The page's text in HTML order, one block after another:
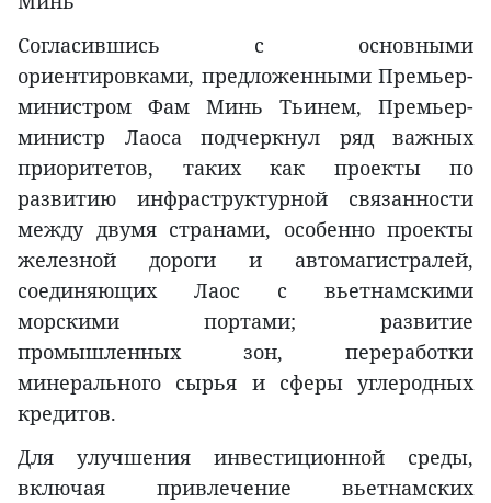
Согласившись с основными
ориентировками, предложенными Премьер-
министром Фам Минь Тьинем, Премьер-
министр Лаоса подчеркнул ряд важных
приоритетов, таких как проекты по
развитию инфраструктурной связанности
между двумя странами, особенно проекты
железной дороги и автомагистралей,
соединяющих Лаос с вьетнамскими
морскими портами; развитие
промышленных зон, переработки
минерального сырья и сферы углеродных
кредитов.
Для улучшения инвестиционной среды,
включая привлечение вьетнамских